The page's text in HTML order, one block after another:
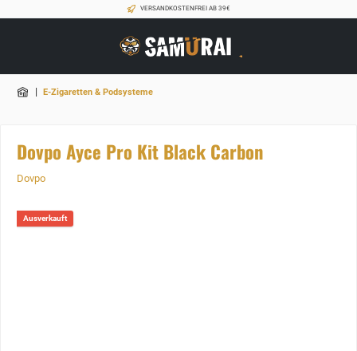
VERSANDKOSTENFREI AB 39€
| E-Zigaretten & Podsysteme
Dovpo Ayce Pro Kit Black Carbon
Dovpo
Ausverkauft